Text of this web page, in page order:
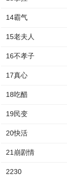
14霸气
15老夫人
16不孝子
17真心
18吃醋
19民变
20快活
21崩剧情
2230